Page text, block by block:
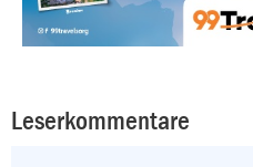
Leserkommentare